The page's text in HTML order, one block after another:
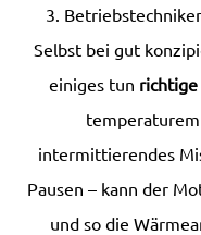
3.
Selbst bei gut
einiges tun
intermittierendes
Pausen – kann der
und so die